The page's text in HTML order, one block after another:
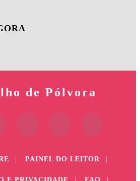
PAINEL DO LEITOR